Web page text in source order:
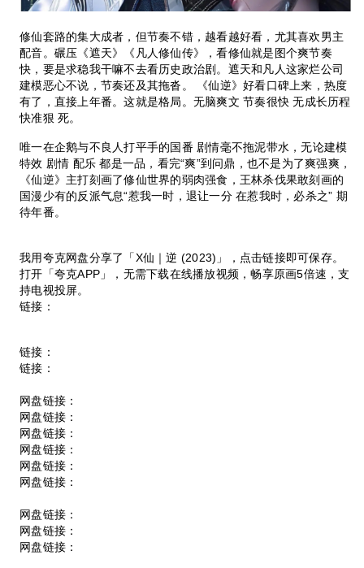
修仙套路的集大成者，但节奏不错，越看越好看，尤其喜欢男主
配音。碾压《遮天》《凡人修仙传》，看修仙就是图个爽节奏
快，要是求稳我干嘛不去看历史政治剧。遮天和凡人这家烂公司
建模恶心不说，节奏还及其拖沓。 《仙逆》好看口碑上来，热度
有了，直接上年番。这就是格局。无脑爽文 节奏很快 无成长历程
快准狠 死。
唯一在企鹅与不良人打平手的国番 剧情毫不拖泥带水，无论建模
特效 剧情 配乐 都是一品，看完“爽”到问鼎，也不是为了爽强爽，
《仙逆》主打刻画了修仙世界的弱肉强食，王林杀伐果敢刻画的
国漫少有的反派气息“惹我一时，退让一分 在惹我时，必杀之” 期
待年番。
我用夸克网盘分享了「X仙｜逆 (2023)」，点击链接即可保存。
打开「夸克APP」，无需下载在线播放视频，畅享原画5倍速，支
持电视投屏。
链接：
链接：
链接：
网盘链接：
网盘链接：
网盘链接：
网盘链接：
网盘链接：
网盘链接：
网盘链接：
网盘链接：
网盘链接：